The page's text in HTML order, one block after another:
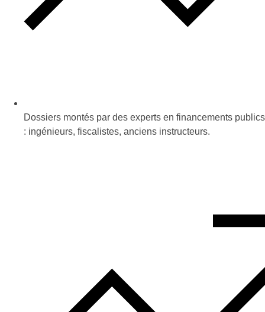
Dossiers montés par des experts en financements publics
: ingénieurs, fiscalistes, anciens instructeurs.